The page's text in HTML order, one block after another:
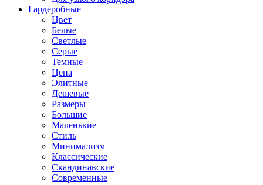
Гардеробные
Цвет
Белые
Светлые
Серые
Темные
Цена
Элитные
Дешевые
Размеры
Большие
Маленькие
Стиль
Минимализм
Классические
Скандинавские
Современные